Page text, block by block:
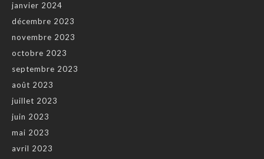
janvier 2024
décembre 2023
novembre 2023
octobre 2023
septembre 2023
août 2023
juillet 2023
juin 2023
mai 2023
avril 2023